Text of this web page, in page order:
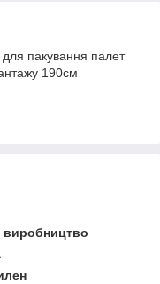
для пакування палет
190см
виробництво